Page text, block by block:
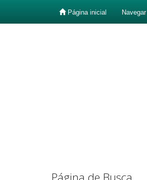
Página inicial Navegar
Página de Busca